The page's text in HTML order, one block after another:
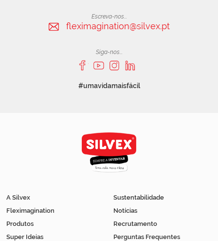
Escreva-nos...
fleximagination@silvex.pt
Siga-nos...
#umavidamaisfácil
A Silvex
Fleximagination
Produtos
Super Ideias
Sustentabilidade
Notícias
Recrutamento
Perguntas Frequentes